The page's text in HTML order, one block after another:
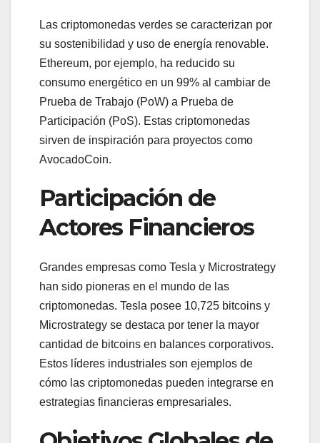
Las criptomonedas verdes se caracterizan por
su sostenibilidad y uso de energía renovable.
Ethereum, por ejemplo, ha reducido su
consumo energético en un 99% al cambiar de
Prueba de Trabajo (PoW) a Prueba de
Participación (PoS). Estas criptomonedas
sirven de inspiración para proyectos como
AvocadoCoin.
Participación de
Actores Financieros
Grandes empresas como Tesla y Microstrategy
han sido pioneras en el mundo de las
criptomonedas. Tesla posee 10,725 bitcoins y
Microstrategy se destaca por tener la mayor
cantidad de bitcoins en balances corporativos.
Estos líderes industriales son ejemplos de
cómo las criptomonedas pueden integrarse en
estrategias financieras empresariales.